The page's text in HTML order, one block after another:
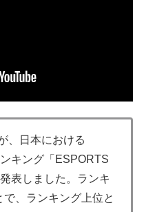
、日本における
キング「ESPORTS
表しました。ランキ
、ランキング上位と